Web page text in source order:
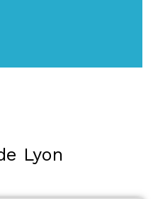
Lyon